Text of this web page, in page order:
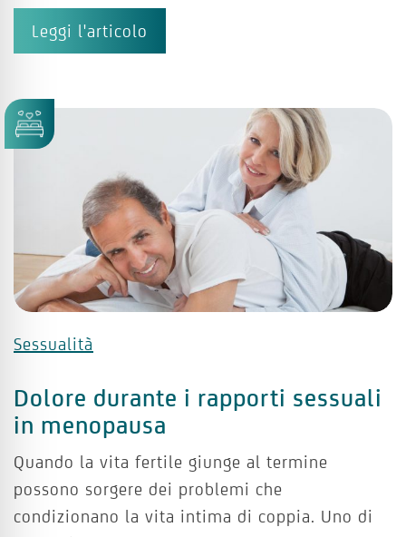
Leggi l'articolo
Sessualità
Dolore durante i rapporti sessuali
in menopausa
Quando la vita fertile giunge al termine
possono sorgere dei problemi che
condizionano la vita intima di coppia. Uno di